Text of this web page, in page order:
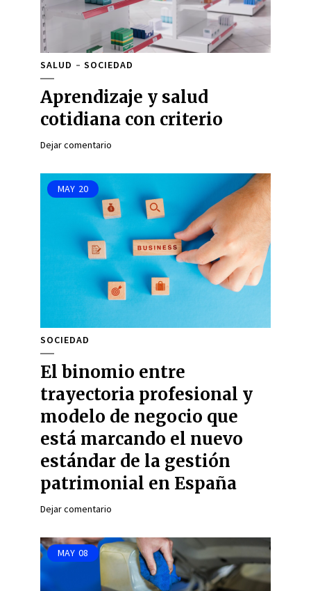
SALUD SOCIEDAD
Aprendizaje y salud
cotidiana con criterio
Dejar comentario
MAY 20
SOCIEDAD
El binomio entre
trayectoria profesional y
modelo de negocio que
está marcando el nuevo
estándar de la gestión
patrimonial en España
Dejar comentario
MAY 08